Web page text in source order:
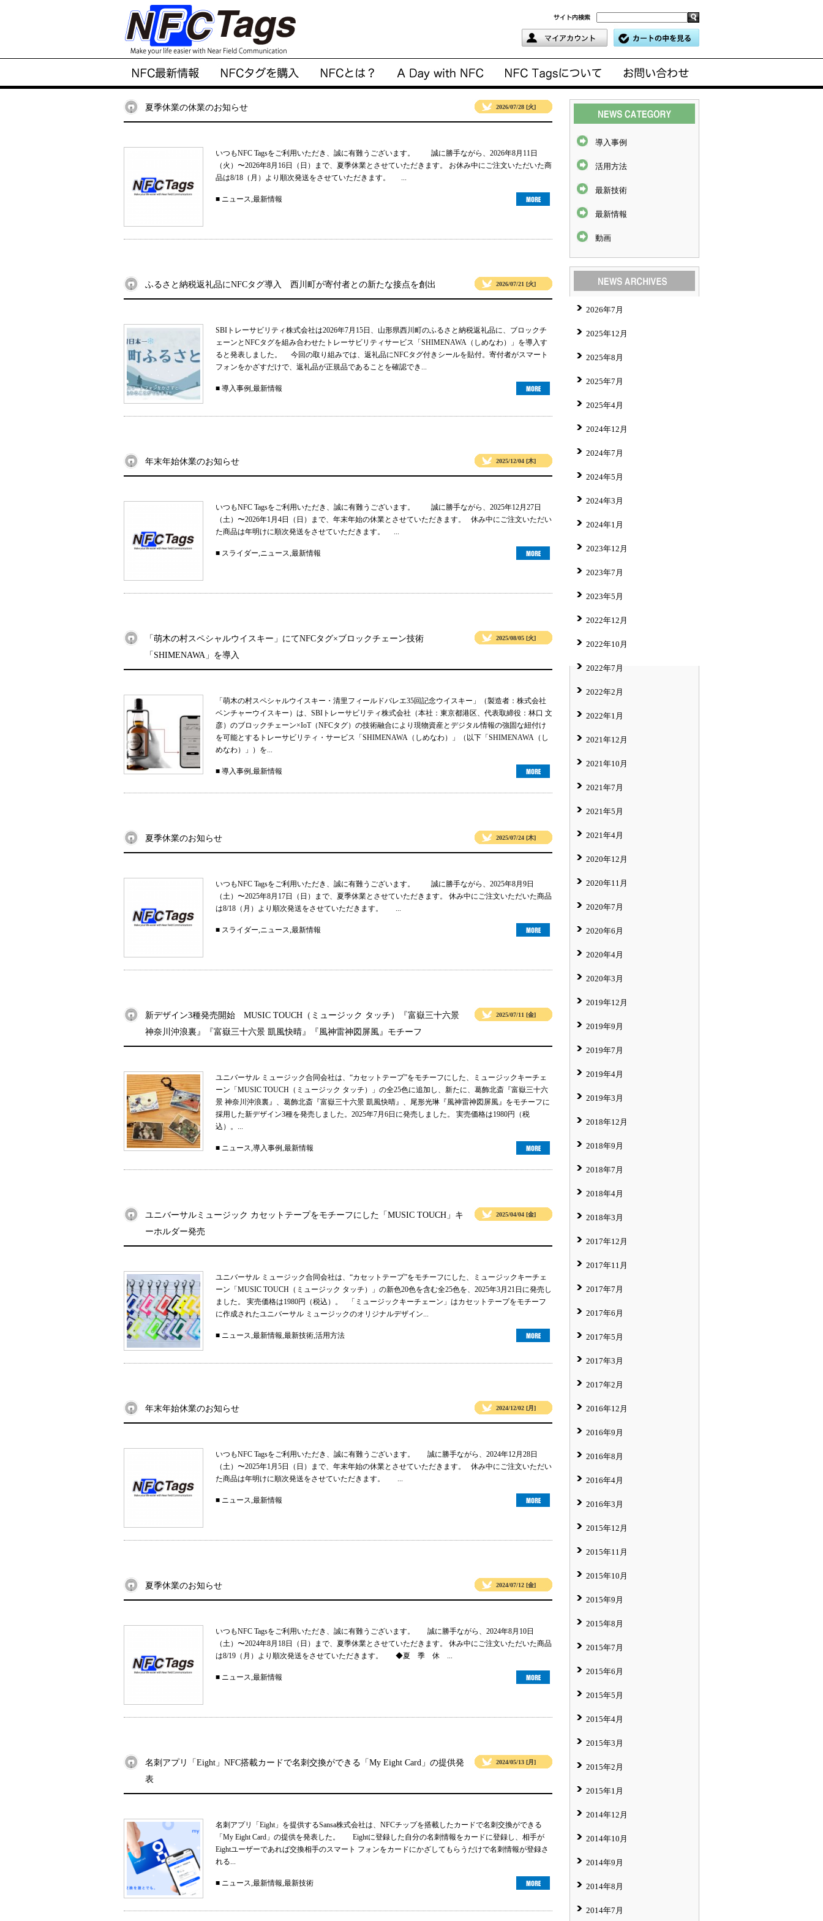
夏季休業の休業のお知らせ 2026/07/28 [火]
いつもNFC Tagsをご利用いただき、誠に有難うございます。 誠に勝手ながら、2026年8月11日
（火）〜2026年8月16日（日）まで、夏季休業とさせていただきます。 お休み中にご注文いただいた商
品は8/18（月）より順次発送をさせていただきます。 ...
■ ニュース,最新情報
ふるさと納税返礼品にNFCタグ導入 西川町が寄付者との新たな接点を創出 2026/07/21 [火]
SBIトレーサビリティ株式会社は2026年7月15日、山形県西川町のふるさと納税返礼品に、ブロックチ
ェーンとNFCタグを組み合わせたトレーサビリティサービス「SHIMENAWA（しめなわ）」を導入す
ると発表しました。 今回の取り組みでは、返礼品にNFCタグ付きシールを貼付。寄付者がスマート
フォンをかざすだけで、返礼品が正規品であることを確認でき...
■ 導入事例,最新情報
年末年始休業のお知らせ 2025/12/04 [木]
いつもNFC Tagsをご利用いただき、誠に有難うございます。 誠に勝手ながら、2025年12月27日
（土）〜2026年1月4日（日）まで、年末年始の休業とさせていただきます。 休み中にご注文いただい
た商品は年明けに順次発送をさせていただきます。 ...
■ スライダー,ニュース,最新情報
「萌木の村スペシャルウイスキー」にてNFCタグ×ブロックチェーン技術
「SHIMENAWA」を導入
2025/08/05 [火]
「萌木の村スペシャルウイスキー・清里フィールドバレエ35回記念ウイスキー」（製造者：株式会社
ベンチャーウイスキー）は、SBIトレーサビリティ株式会社（本社：東京都港区、代表取締役：林口 文
彦）のブロックチェーン×IoT（NFCタグ）の技術融合により現物資産とデジタル情報の強固な紐付け
を可能とするトレーサビリティ・サービス「SHIMENAWA（しめなわ）」（以下「SHIMENAWA（し
めなわ）」）を...
■ 導入事例,最新情報
夏季休業のお知らせ 2025/07/24 [木]
いつもNFC Tagsをご利用いただき、誠に有難うございます。 誠に勝手ながら、2025年8月9日
（土）〜2025年8月17日（日）まで、夏季休業とさせていただきます。 休み中にご注文いただいた商品
は8/18（月）より順次発送をさせていただきます。 ...
■ スライダー,ニュース,最新情報
新デザイン3種発売開始 MUSIC TOUCH（ミュージック タッチ）『富嶽三十六景
神奈川沖浪裏』『富嶽三十六景 凱風快晴』『風神雷神図屏風』モチーフ
2025/07/11 [金]
ユニバーサル ミュージック合同会社は、“カセットテープ”をモチーフにした、ミュージックキーチェ
ーン「MUSIC TOUCH（ミュージック タッチ）」の全25色に追加し、新たに、葛飾北斎『富嶽三十六
景 神奈川沖浪裏』、葛飾北斎『富嶽三十六景 凱風快晴』、尾形光琳『風神雷神図屏風』をモチーフに
採用した新デザイン3種を発売しました。2025年7月6日に発売しました。 実売価格は1980円（税
込）。...
■ ニュース,導入事例,最新情報
ユニバーサルミュージック カセットテープをモチーフにした「MUSIC TOUCH」キ
ーホルダー発売
2025/04/04 [金]
ユニバーサル ミュージック合同会社は、“カセットテープ”をモチーフにした、ミュージックキーチェ
ーン「MUSIC TOUCH（ミュージック タッチ）」の新色20色を含む全25色を、2025年3月21日に発売し
ました。 実売価格は1980円（税込）。 「ミュージックキーチェーン」はカセットテープをモチーフ
に作成されたユニバーサル ミュージックのオリジナルデザイン...
■ ニュース,最新情報,最新技術,活用方法
年末年始休業のお知らせ 2024/12/02 [月]
いつもNFC Tagsをご利用いただき、誠に有難うございます。 誠に勝手ながら、2024年12月28日
（土）〜2025年1月5日（日）まで、年末年始の休業とさせていただきます。 休み中にご注文いただい
た商品は年明けに順次発送をさせていただきます。 ...
■ ニュース,最新情報
夏季休業のお知らせ 2024/07/12 [金]
いつもNFC Tagsをご利用いただき、誠に有難うございます。 誠に勝手ながら、2024年8月10日
（土）〜2024年8月18日（日）まで、夏季休業とさせていただきます。 休み中にご注文いただいた商品
は8/19（月）より順次発送をさせていただきます。 ◆夏 季 休 ...
■ ニュース,最新情報
名刺アプリ「Eight」NFC搭載カードで名刺交換ができる「My Eight Card」の提供発
表
2024/05/13 [月]
名刺アプリ「Eight」を提供するSansa株式会社は、NFCチップを搭載したカードで名刺交換ができる
「My Eight Card」の提供を発表した。 Eightに登録した自分の名刺情報をカードに登録し、相手が
Eightユーザーであれば交換相手のスマート フォンをカードにかざしてもらうだけで名刺情報が登録さ
れる...
■ ニュース,最新情報,最新技術
導入事例
活用方法
最新技術
最新情報
動画
2026年7月
2025年12月
2025年8月
2025年7月
2025年4月
2024年12月
2024年7月
2024年5月
2024年3月
2024年1月
2023年12月
2023年7月
2023年5月
2022年12月
2022年10月
2022年7月
2022年2月
2022年1月
2021年12月
2021年10月
2021年7月
2021年5月
2021年4月
2020年12月
2020年11月
2020年7月
2020年6月
2020年4月
2020年3月
2019年12月
2019年9月
2019年7月
2019年4月
2019年3月
2018年12月
2018年9月
2018年7月
2018年4月
2018年3月
2017年12月
2017年11月
2017年7月
2017年6月
2017年5月
2017年3月
2017年2月
2016年12月
2016年9月
2016年8月
2016年4月
2016年3月
2015年12月
2015年11月
2015年10月
2015年9月
2015年8月
2015年7月
2015年6月
2015年5月
2015年4月
2015年3月
2015年2月
2015年1月
2014年12月
2014年10月
2014年9月
2014年8月
2014年7月